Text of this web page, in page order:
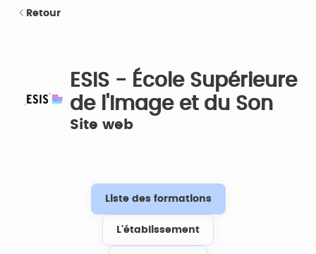
Retour
ESIS - École Supérieure
de l'Image et du Son
Site web
Liste des formations
L'établissement